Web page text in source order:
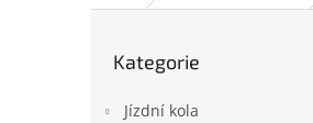
Přeskočit
Kategorie
Jízdní kola